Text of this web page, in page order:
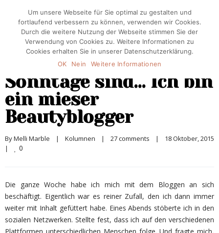
Sonntage sind… Ich bin
ein mieser
Beautyblogger
By Melli Marble | Kolumnen | 27 comments |
|
0
Die ganze Woche habe ich mich mit dem Bloggen an sich
beschäftigt. Eigentlich war es reiner Zufall, den ich dann immer
weiter mit Inhalt gefüttert habe. Eines Abends stöberte ich in den
sozialen Netzwerken. Stellte fest, dass ich auf den verschiedenen
Um unsere Webseite für Sie optimal zu gestalten und
fortlaufend verbessern zu können, verwenden wir Cookies.
Durch die weitere Nutzung der Webseite stimmen Sie der
Verwendung von Cookies zu. Weitere Informationen zu
Cookies erhalten Sie in unserer Datenschutzerklärung.
OK
Nein Weitere Informationen